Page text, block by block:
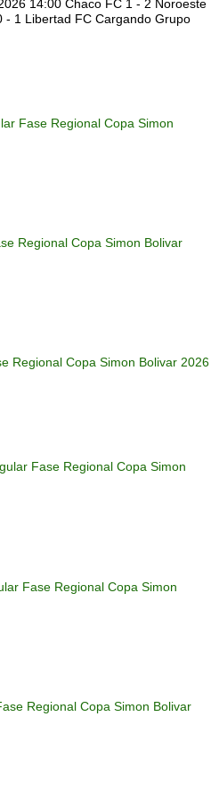
14:00 Chaco FC 1 - 2 Noroeste
- 1 Libertad FC Cargando Grupo
Fase Regional Copa Simon
Regional Copa Simon Bolivar
Regional Copa Simon Bolivar 2026
Fase Regional Copa Simon
Fase Regional Copa Simon
Regional Copa Simon Bolivar